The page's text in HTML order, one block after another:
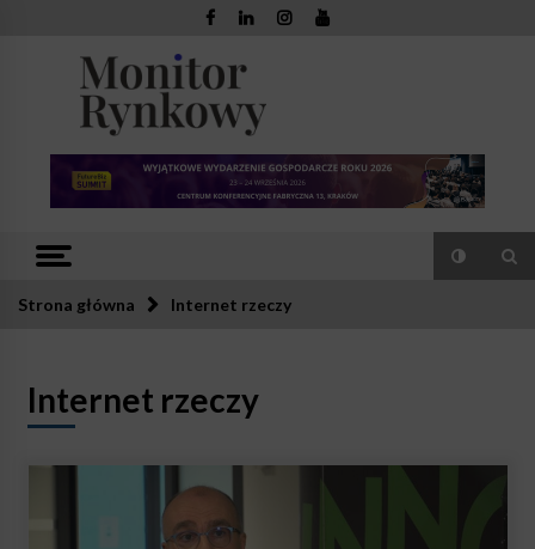
Monitor
Rynkowy
Strona główna Internet rzeczy
Internet rzeczy